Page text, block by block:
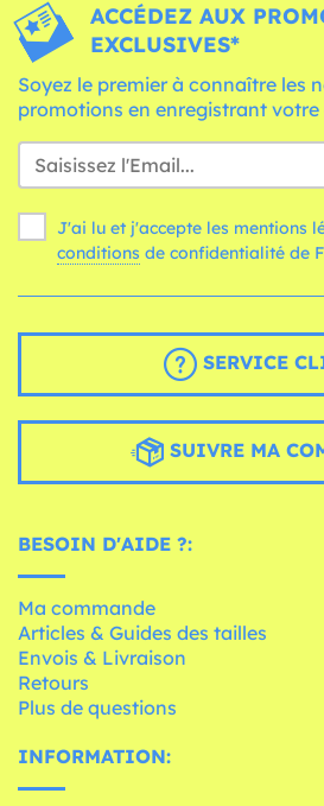
ACCÉDEZ AUX
EXCLUSIVES*
Soyez le premier à connaître les
promotions en enregistrant votre
J'ai lu et j'accepte les mentions
conditions de confidentialité de
SERVICE
SUIVRE MA
BESOIN D'AIDE ?:
Ma commande
Articles & Guides des tailles
Envois & Livraison
Retours
Plus de questions
INFORMATION: